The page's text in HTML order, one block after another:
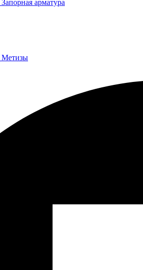
Запорная арматура
Метизы